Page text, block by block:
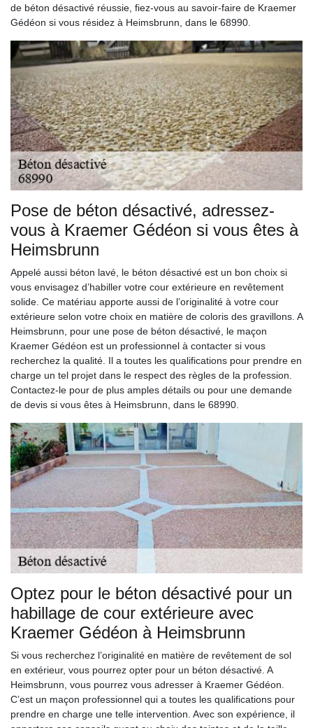
de béton désactivé réussie, fiez-vous au savoir-faire de Kraemer
Gédéon si vous résidez à Heimsbrunn, dans le 68990.
Pose de béton désactivé, adressez-
vous à Kraemer Gédéon si vous êtes à
Heimsbrunn
Appelé aussi béton lavé, le béton désactivé est un bon choix si
vous envisagez d’habiller votre cour extérieure en revêtement
solide. Ce matériau apporte aussi de l’originalité à votre cour
extérieure selon votre choix en matière de coloris des gravillons. A
Heimsbrunn, pour une pose de béton désactivé, le maçon
Kraemer Gédéon est un professionnel à contacter si vous
recherchez la qualité. Il a toutes les qualifications pour prendre en
charge un tel projet dans le respect des règles de la profession.
Contactez-le pour de plus amples détails ou pour une demande
de devis si vous êtes à Heimsbrunn, dans le 68990.
Optez pour le béton désactivé pour un
habillage de cour extérieure avec
Kraemer Gédéon à Heimsbrunn
Si vous recherchez l’originalité en matière de revêtement de sol
en extérieur, vous pourrez opter pour un béton désactivé. A
Heimsbrunn, vous pourrez vous adresser à Kraemer Gédéon.
C’est un maçon professionnel qui a toutes les qualifications pour
prendre en charge une telle intervention. Avec son expérience, il